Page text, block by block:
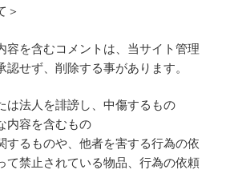
＞
容を含むコメントは、当サイト管理
認せず、削除する事があります。
は法人を誹謗し、中傷するもの
内容を含むもの
するものや、他者を害する行為の依
て禁止されている物品、行為の依頼